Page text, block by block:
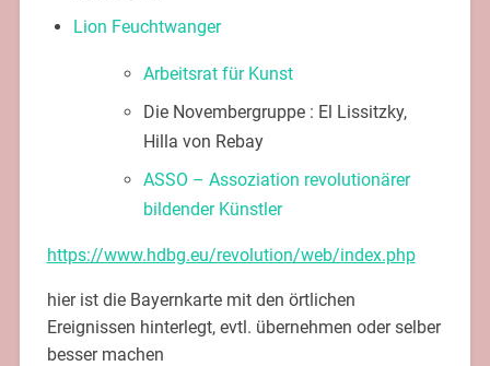
Lion Feuchtwanger
Arbeitsrat für Kunst
Die Novembergruppe : El Lissitzky,
Hilla von Rebay
ASSO – Assoziation revolutionärer
bildender Künstler
https://www.hdbg.eu/revolution/web/index.php
hier ist die Bayernkarte mit den örtlichen
Ereignissen hinterlegt, evtl. übernehmen oder selber
besser machen